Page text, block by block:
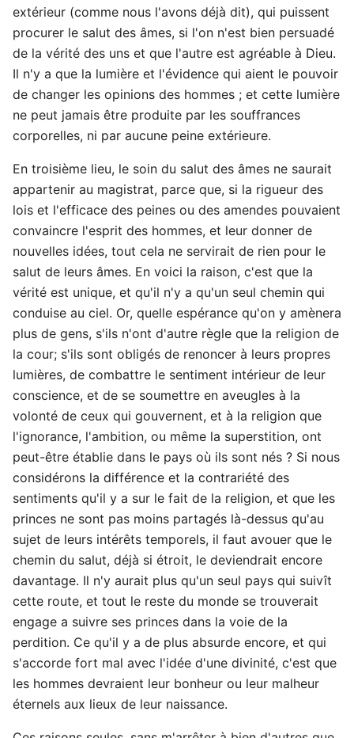
extérieur (comme nous l'avons déjà dit), qui puissent
procurer le salut des âmes, si l'on n'est bien persuadé
de la vérité des uns et que l'autre est agréable à Dieu.
Il n'y a que la lumière et l'évidence qui aient le pouvoir
de changer les opinions des hommes ; et cette lumière
ne peut jamais être produite par les souffrances
corporelles, ni par aucune peine extérieure.
En troisième lieu, le soin du salut des âmes ne saurait
appartenir au magistrat, parce que, si la rigueur des
lois et l'efficace des peines ou des amendes pouvaient
convaincre l'esprit des hommes, et leur donner de
nouvelles idées, tout cela ne servirait de rien pour le
salut de leurs âmes. En voici la raison, c'est que la
vérité est unique, et qu'il n'y a qu'un seul chemin qui
conduise au ciel. Or, quelle espérance qu'on y amènera
plus de gens, s'ils n'ont d'autre règle que la religion de
la cour; s'ils sont obligés de renoncer à leurs propres
lumières, de combattre le sentiment intérieur de leur
conscience, et de se soumettre en aveugles à la
volonté de ceux qui gouvernent, et à la religion que
l'ignorance, l'ambition, ou même la superstition, ont
peut-être établie dans le pays où ils sont nés ? Si nous
considérons la différence et la contrariété des
sentiments qu'il y a sur le fait de la religion, et que les
princes ne sont pas moins partagés là-dessus qu'au
sujet de leurs intérêts temporels, il faut avouer que le
chemin du salut, déjà si étroit, le deviendrait encore
davantage. Il n'y aurait plus qu'un seul pays qui suivît
cette route, et tout le reste du monde se trouverait
engage a suivre ses princes dans la voie de la
perdition. Ce qu'il y a de plus absurde encore, et qui
s'accorde fort mal avec l'idée d'une divinité, c'est que
les hommes devraient leur bonheur ou leur malheur
éternels aux lieux de leur naissance.